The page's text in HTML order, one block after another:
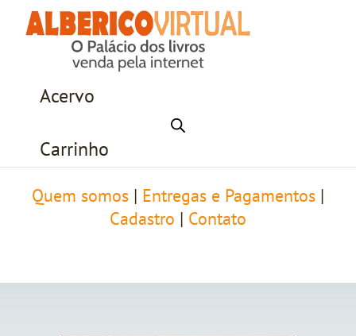
Acervo
Carrinho
Quem somos Entregas e Pagamentos
Cadastro
Contato